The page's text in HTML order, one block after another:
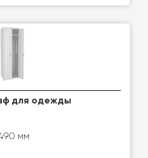
для одежды
мм